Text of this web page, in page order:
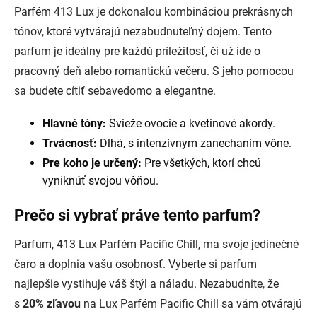
Parfém 413 Lux je dokonalou kombináciou prekrásnych
tónov, ktoré vytvárajú nezabudnuteľný dojem. Tento
parfum je ideálny pre každú príležitosť, či už ide o
pracovný deň alebo romantickú večeru. S jeho pomocou
sa budete cítiť sebavedomo a elegantne.
Hlavné tóny: Svieže ovocie a kvetinové akordy.
Trvácnosť: Dlhá, s intenzívnym zanechaním vône.
Pre koho je určený: Pre všetkých, ktorí chcú
vyniknúť svojou vôňou.
Prečo si vybrať práve tento parfum?
Parfum, 413 Lux Parfém Pacific Chill, ma svoje jedinečné
čaro a doplnia vašu osobnosť. Vyberte si parfum
najlepšie vystihuje váš štýl a náladu. Nezabudnite, že
s 20% zľavou na Lux Parfém Pacific Chill sa vám otvárajú